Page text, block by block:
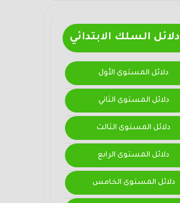
دلائل السلك الابتدائي
دلائل المستوى الأول
دلائل المستوى الثاني
دلائل المستوى الثالث
دلائل المستوى الرابع
دلائل المستوى الخامس